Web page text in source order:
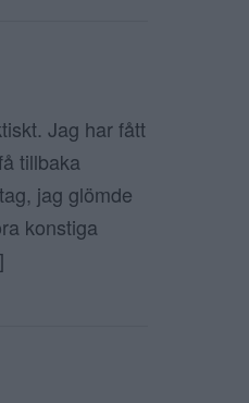
Jag har fått
tillbaka
jag glömde
konstiga